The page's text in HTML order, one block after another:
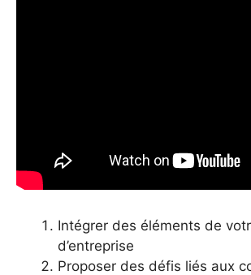
Intégrer des éléments de
d’entreprise
Proposer des défis liés aux